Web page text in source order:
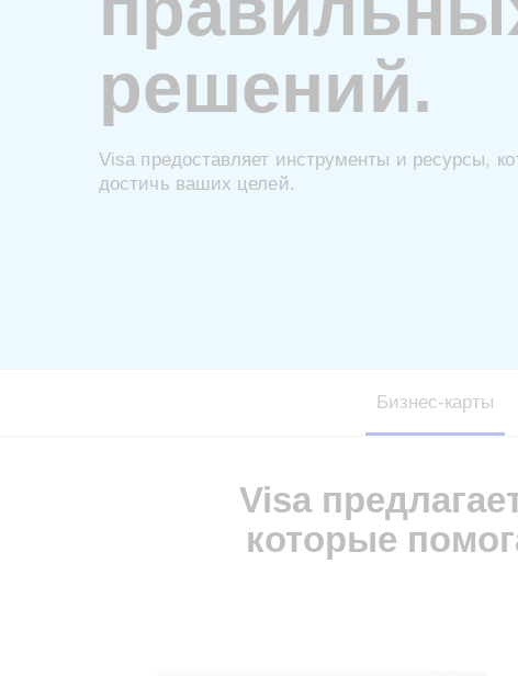
решений.
Visa предоставляет инструменты и ресурсы,
достичь ваших целей.
Бизнес-карты
Visa
которые